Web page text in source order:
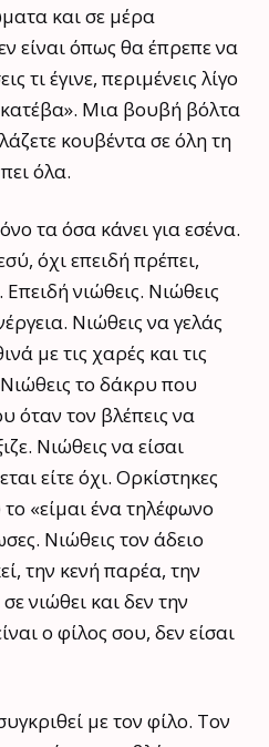
και σε μέρα
είναι όπως θα έπρεπε να
τι έγινε, περιμένεις λίγο
Μια βουβή βόλτα
κουβέντα σε όλη τη
όλα.
τα όσα κάνει για εσένα.
όχι επειδή πρέπει,
νιώθεις. Νιώθεις
Νιώθεις να γελάς
με τις χαρές και τις
το δάκρυ που
όταν τον βλέπεις να
Νιώθεις να είσαι
είτε όχι. Ορκίστηκες
«είμαι ένα τηλέφωνο
Νιώθεις τον άδειο
την κενή παρέα, την
νιώθει και δεν την
ο φίλος σου, δεν είσαι
με τον φίλο. Τον